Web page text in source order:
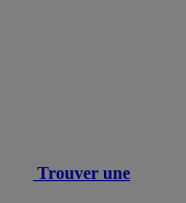
Trouver une